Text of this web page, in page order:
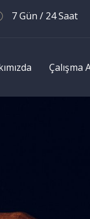
7 Gün / 24 Saat
Çalışma